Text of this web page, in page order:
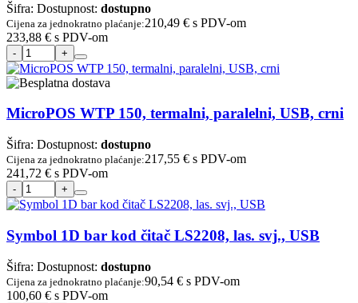
Šifra: Dostupnost: dostupno
Cijena za jednokratno plaćanje:210,49 € s PDV-om
233,88 € s PDV-om
MicroPOS WTP 150, termalni, paralelni, USB, crni
Šifra: Dostupnost: dostupno
Cijena za jednokratno plaćanje:217,55 € s PDV-om
241,72 € s PDV-om
Symbol 1D bar kod čitač LS2208, las. svj., USB
Šifra: Dostupnost: dostupno
Cijena za jednokratno plaćanje:90,54 € s PDV-om
100,60 € s PDV-om